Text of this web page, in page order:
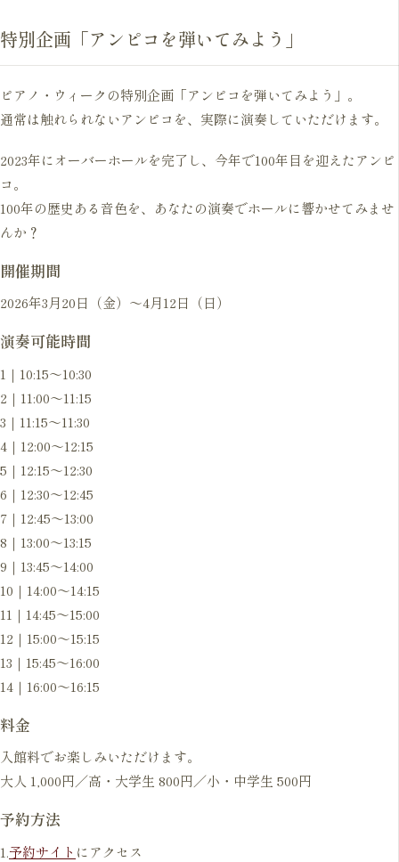
特別企画「アンピコを弾いてみよう」
ピアノ・ウィークの特別企画「アンピコを弾いてみよう」。
通常は触れられないアンピコを、実際に演奏していただけます。
2023年にオーバーホールを完了し、今年で100年目を迎えたアンピ
コ。
100年の歴史ある音色を、あなたの演奏でホールに響かせてみませ
んか？
開催期間
2026年3月20日（金）〜4月12日（日）
演奏可能時間
1｜10:15〜10:30
2｜11:00〜11:15
3｜11:15〜11:30
4｜12:00〜12:15
5｜12:15〜12:30
6｜12:30〜12:45
7｜12:45〜13:00
8｜13:00〜13:15
9｜13:45〜14:00
10｜14:00〜14:15
11｜14:45〜15:00
12｜15:00〜15:15
13｜15:45〜16:00
14｜16:00〜16:15
料金
入館料でお楽しみいただけます。
大人 1,000円／高・大学生 800円／小・中学生 500円
予約方法
1.予約サイト にアクセス